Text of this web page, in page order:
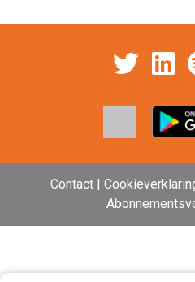
Contact|